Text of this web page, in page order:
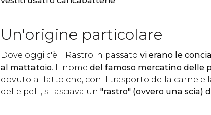
Un'origine particolare
Dove oggi c'è il Rastro in passato vi erano le
al mattatoio. ll nome del famoso mercatino delle
dovuto al fatto che, con il trasporto della carne e
delle pelli, si lasciava un "rastro" (ovvero una scia)